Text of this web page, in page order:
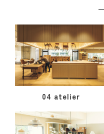
04 atelier